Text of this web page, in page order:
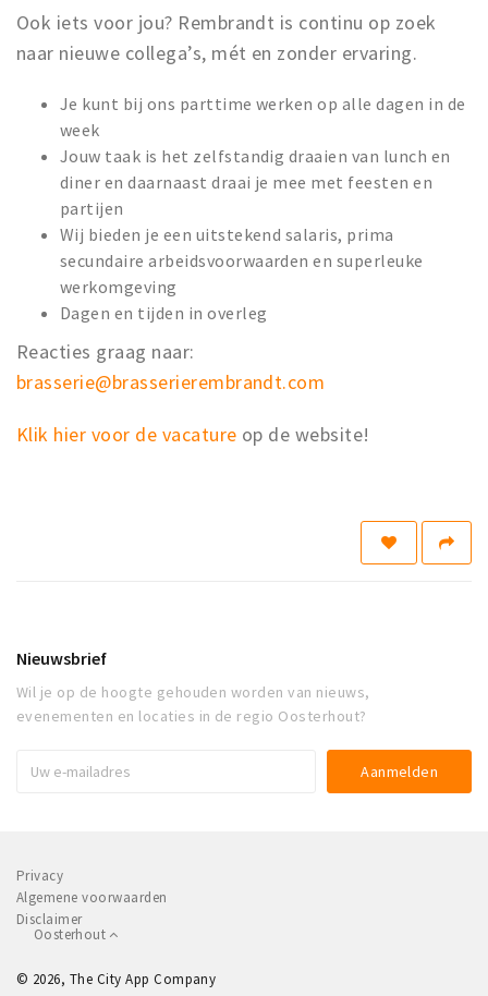
Ook iets voor jou? Rembrandt is continu op zoek
naar nieuwe collega’s, mét en zonder ervaring.
Je kunt bij ons parttime werken op alle dagen in de
week
Jouw taak is het zelfstandig draaien van lunch en
diner en daarnaast draai je mee met feesten en
partijen
Wij bieden je een uitstekend salaris, prima
secundaire arbeidsvoorwaarden en superleuke
werkomgeving
Dagen en tijden in overleg
Reacties graag naar:
brasserie@brasserierembrandt.com
Klik hier voor de vacature op de website!
Nieuwsbrief
Wil je op de hoogte gehouden worden van nieuws,
evenementen en locaties in de regio Oosterhout?
Privacy
Algemene voorwaarden
Disclaimer
Oosterhout
© 2026, The City App Company